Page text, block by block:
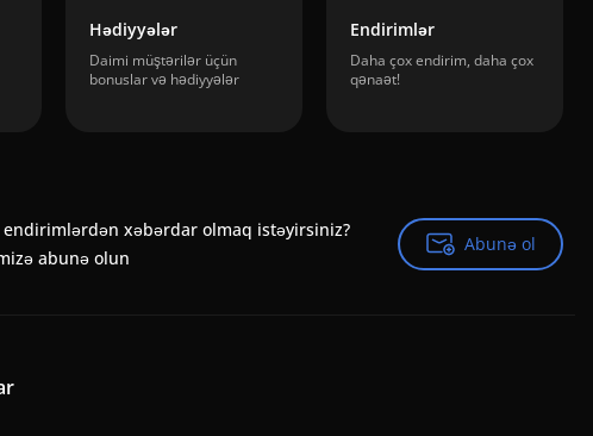
Hədiyyələr
Daimi müştərilər üçün
bonuslar və hədiyyələr
Endirimlər
Daha çox endirim, daha çox
qənaət!
endirimlərdən xəbərdar olmaq istəyirsiniz?
abunə olun
Abunə ol
Abunə ol